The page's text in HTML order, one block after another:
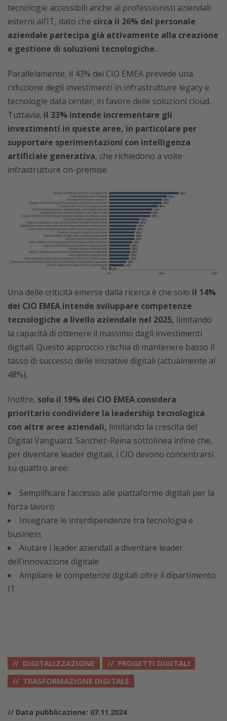
tecnologie accessibili anche ai professionisti aziendali
esterni all’IT, dato che circa il 26% del personale
aziendale partecipa già attivamente alla creazione
e gestione di soluzioni tecnologiche.
Parallelamente, il 43% dei CIO EMEA prevede una
riduzione degli investimenti in infrastrutture legacy e
tecnologie data center, in favore delle soluzioni cloud.
Tuttavia, il 33% intende incrementare gli
investimenti in queste aree, in particolare per
supportare sperimentazioni con intelligenza
artificiale generativa, che richiedono a volte
infrastrutture on-premise.
Una delle criticità emerse dalla ricerca è che solo il 14%
dei CIO EMEA intende sviluppare competenze
tecnologiche a livello aziendale nel 2025, limitando
la capacità di ottenere il massimo dagli investimenti
digitali. Questo approccio rischia di mantenere basso il
tasso di successo delle iniziative digitali (attualmente al
48%).
Inoltre, solo il 19% dei CIO EMEA considera
prioritario condividere la leadership tecnologica
con altre aree aziendali, limitando la crescita del
Digital Vanguard. Sanchez-Reina sottolinea infine che,
per diventare leader digitali, i CIO devono concentrarsi
su quattro aree:
Semplificare l’accesso alle piattaforme digitali per la
forza lavoro
Insegnare le interdipendenze tra tecnologia e
business
Aiutare i leader aziendali a diventare leader
dell’innovazione digitale
Ampliare le competenze digitali oltre il dipartimento
IT
DIGITALIZZAZIONE
PROGETTI DIGITALI
TRASFORMAZIONE DIGITALE
// Data pubblicazione: 07.11.2024